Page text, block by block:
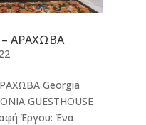
– ΑΡΑΧΩΒΑ
Georgia
GUESTHOUSE
Έργου: Ένα